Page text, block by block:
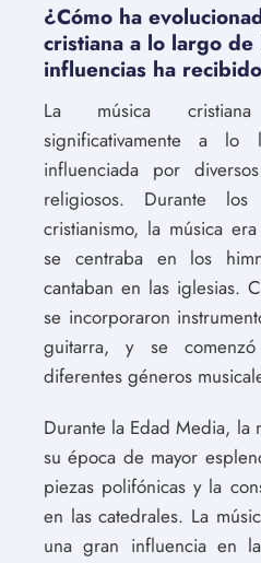
¿Cómo ha
cristiana a lo largo
influencias ha
La música
significativamente a
influenciada por
religiosos. Durante
cristianismo, la música
se centraba en los
cantaban en las iglesias.
se incorporaron
guitarra, y se
diferentes géneros
Durante la Edad Media, la
su época de mayor
piezas polifónicas y la
en las catedrales. La
una gran influencia en